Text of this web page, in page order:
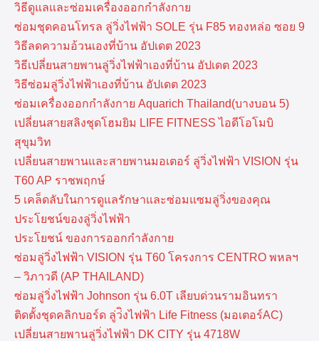
วิธีดูแลและซ่อมเครื่องออกกำลังกาย
ซ่อมชุดคอนโทรล ลู่วิ่งไฟฟ้า SOLE รุ่น F85 ทองหล่อ ซอย 9
วิธีลดความอ้วนเองที่บ้าน อัปเดต 2023
วิธีเปลี่ยนสายพานลู่วิ่งไฟฟ้าเองที่บ้าน อัปเดต 2023
วิธีซ่อมลู่วิ่งไฟฟ้าเองที่บ้าน อัปเดต 2023
ซ่อมเครื่องออกกำลังกาย Aquarich Thailand(บางบอน 5)
เปลี่ยนสายสลิงชุดโฮมยิม LIFE FITNESS ไอดีโอโมบิ
สุขุมวิท
เปลี่ยนสายพานและสายพานมอเตอร์ ลู่วิ่งไฟฟ้า VISION รุ่น
T60 AP ราชพฤกษ์
5 เคล็ดลับในการดูแลรักษาและซ่อมแซมลู่วิ่งของคุณ
ประโยชน์ของลู่วิ่งไฟฟ้า
ประโยชน์ ของการออกกำลังกาย
ซ่อมลู่วิ่งไฟฟ้า VISION รุ่น T60 โครงการ CENTRO พหลฯ
– วิภาวดี (AP THAILAND)
ซ่อมลู่วิ่งไฟฟ้า Johnson รุ่น 6.0T เลียบด่วนรามอินทรา
ติดตั้งชุดคลิกบอร์ด ลู่ว่ิงไฟฟ้า Life Fitness (มอเตอร์AC)
เปลี่ยนสายพานลู่วิ่งไฟฟ้า DK CITY รุ่น 4718W